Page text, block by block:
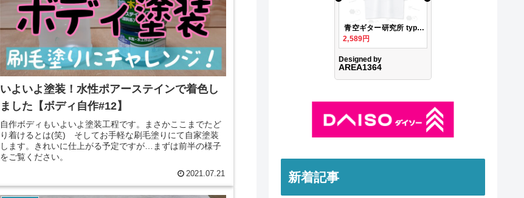
いよいよ塗装！水性ポアーステインで着色し
ました【ボディ自作#12】
自作ボディもいよいよ塗装工程です。まさかここまでたど
り着けるとは(笑) そしてお手軽な刷毛塗りにて自家塗装
します。きれいに仕上がる予定ですが…まずは前半の様子
をご覧ください。
2021.07.21 新着記事